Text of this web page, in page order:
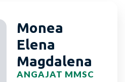
Monea
Elena
Magdalena
ANGAJAT MMSC